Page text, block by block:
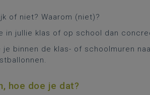
of niet? Waarom (niet)?
in jullie klas of op school dan
binnen de klas- of schoolmuren
hoe doe je dat?